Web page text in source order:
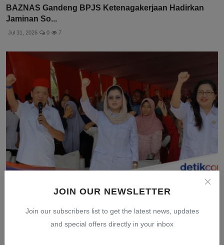
JOIN OUR NEWSLETTER
Join our subscribers list to get the latest news, updates
and special offers directly in your inbox
BAZNAS Gandeng BPJS Ketenagakerjaan Hadirkan
Jaminan So...
Jul 31, 2026 0 7
PIRA Salurkan 1.450 Paket Sembako Dukung Arahan